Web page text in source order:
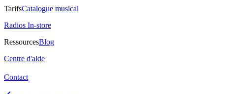
TarifsCatalogue musical
Radios In-store
RessourcesBlog
Centre d'aide
Contact